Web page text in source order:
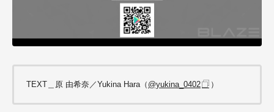
TEXT＿原 由希奈／Yukina Hara（ @yukina_0402 ）